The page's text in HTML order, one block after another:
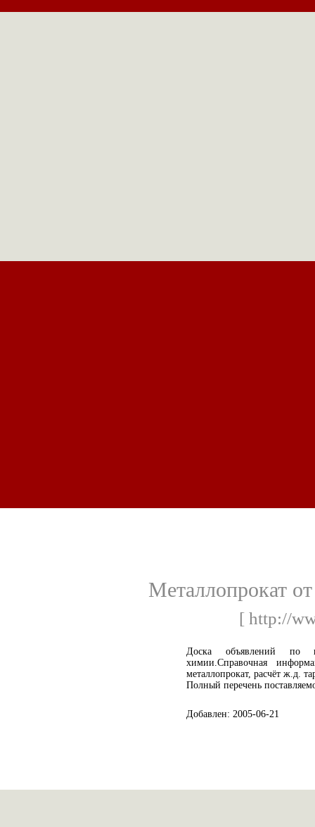
Металлопрокат
[ http://
Доска объявлений по
химии.Справочная
металлопрокат, расчёт ж.д.
Полный перечень
Добавлен: 2005-06-21